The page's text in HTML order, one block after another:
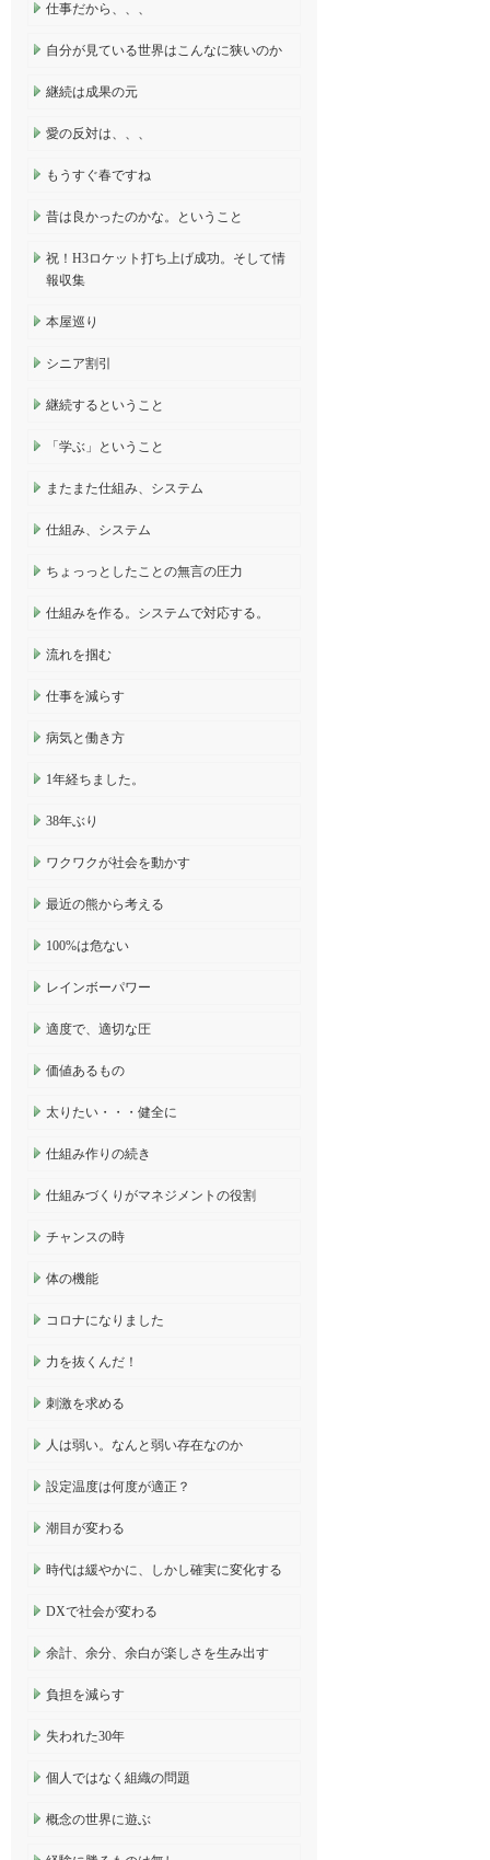
仕事だから、、、
自分が見ている世界はこんなに狭いのか
継続は成果の元
愛の反対は、、、
もうすぐ春ですね
昔は良かったのかな。ということ
祝！H3ロケット打ち上げ成功。そして情
報収集
本屋巡り
シニア割引
継続するということ
「学ぶ」ということ
またまた仕組み、システム
仕組み、システム
ちょっっとしたことの無言の圧力
仕組みを作る。システムで対応する。
流れを掴む
仕事を減らす
病気と働き方
1年経ちました。
38年ぶり
ワクワクが社会を動かす
最近の熊から考える
100%は危ない
レインボーパワー
適度で、適切な圧
価値あるもの
太りたい・・・健全に
仕組み作りの続き
仕組みづくりがマネジメントの役割
チャンスの時
体の機能
コロナになりました
力を抜くんだ！
刺激を求める
人は弱い。なんと弱い存在なのか
設定温度は何度が適正？
潮目が変わる
時代は緩やかに、しかし確実に変化する
DXで社会が変わる
余計、余分、余白が楽しさを生み出す
負担を減らす
失われた30年
個人ではなく組織の問題
概念の世界に遊ぶ